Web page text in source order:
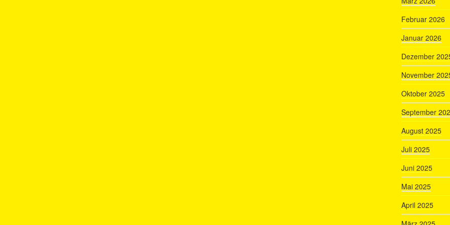
Februar 2026
Januar 2026
Dezember
November
Oktober 2025
September
August 2025
Juli 2025
Juni 2025
Mai 2025
April 2025